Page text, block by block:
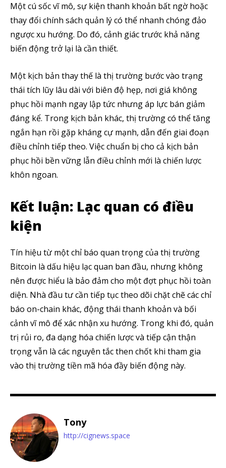
Một cú sốc vĩ mô, sự kiện thanh khoản bất ngờ hoặc
thay đổi chính sách quản lý có thể nhanh chóng đảo
ngược xu hướng. Do đó, cảnh giác trước khả năng
biến động trở lại là cần thiết.
Một kịch bản thay thế là thị trường bước vào trạng
thái tích lũy lâu dài với biên độ hẹp, nơi giá không
phục hồi mạnh ngay lập tức nhưng áp lực bán giảm
đáng kể. Trong kịch bản khác, thị trường có thể tăng
ngắn hạn rồi gặp kháng cự mạnh, dẫn đến giai đoạn
điều chỉnh tiếp theo. Việc chuẩn bị cho cả kịch bản
phục hồi bền vững lẫn điều chỉnh mới là chiến lược
khôn ngoan.
Kết luận: Lạc quan có điều
kiện
Tín hiệu từ một chỉ báo quan trọng của thị trường
Bitcoin là dấu hiệu lạc quan ban đầu, nhưng không
nên được hiểu là bảo đảm cho một đợt phục hồi toàn
diện. Nhà đầu tư cần tiếp tục theo dõi chặt chẽ các chỉ
báo on-chain khác, động thái thanh khoản và bối
cảnh vĩ mô để xác nhận xu hướng. Trong khi đó, quản
trị rủi ro, đa dạng hóa chiến lược và tiếp cận thận
trọng vẫn là các nguyên tắc then chốt khi tham gia
vào thị trường tiền mã hóa đầy biến động này.
Tony
http://cignews.space